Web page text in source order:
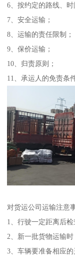
6、按约定的路线、时
7、安全运输；
8、运输的责任限制；
9、保价运输；
10、归责原则；
11、承运人的免责条件
对货运公司运输注意
1、行驶一定距离后
2、新一批货物运输
3、车辆要准备相应